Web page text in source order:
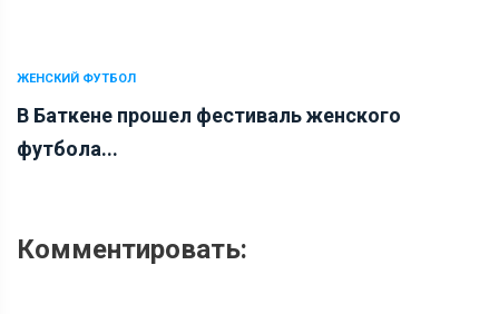
ЖЕНСКИЙ ФУТБОЛ
В Баткене прошел фестиваль женского
футбола...
Комментировать: